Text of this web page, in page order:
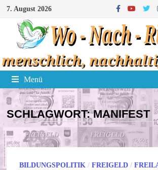
Zum
Inhalt
springen
7. August 2026
Menü
SCHLAGWORT:MANIFEST
BILDUNGSPOLITIK /FREIGELD /